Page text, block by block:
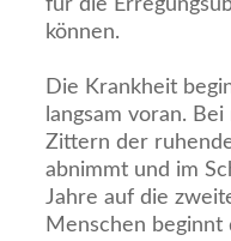
für die
können.
Die Krankheit
langsam voran.
Zittern der
abnimmt und im
Jahre auf die
Menschen beginnt